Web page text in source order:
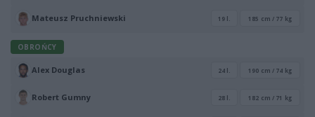
Mateusz Pruchniewski 19 l. 185 cm / 77 kg
OBROŃCY
Alex Douglas 24 l. 190 cm / 74 kg
Robert Gumny 28 l. 182 cm / 71 kg